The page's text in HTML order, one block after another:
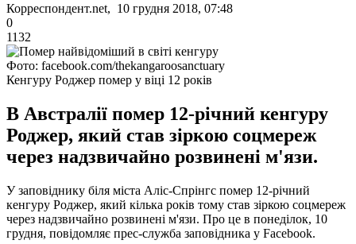
Корреспондент.net, 10 грудня 2018, 07:48
0
1132
Фото: facebook.com/thekangaroosanctuary
Кенгуру Роджер помер у віці 12 років
В Австралії помер 12-річний кенгуру
Роджер, який став зіркою соцмереж
через надзвичайно розвинені м'язи.
У заповіднику біля міста Аліс-Спрінгс помер 12-річний
кенгуру Роджер, який кілька років тому став зіркою соцмереж
через надзвичайно розвинені м'язи. Про це в понеділок, 10
грудня, повідомляє прес-служба заповідника у Facebook.